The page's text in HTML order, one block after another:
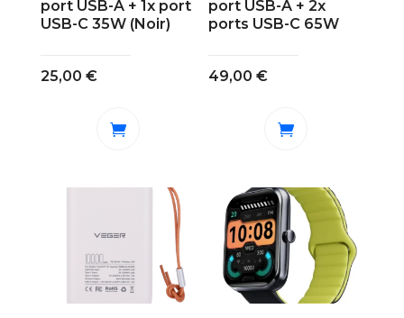
port USB-A + 1x port
USB-C 35W (Noir)
25,00 €
port USB-A + 2x
ports USB-C 65W
49,00€